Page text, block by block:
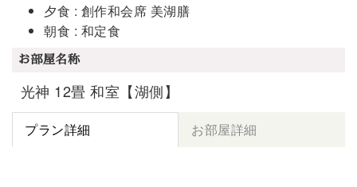
夕食 : 創作和会席 美湖膳
朝食 : 和定食
お部屋名称
光神 12畳 和室【湖側】
プラン詳細 お部屋詳細